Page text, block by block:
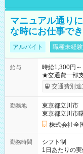
マニュアル通り
な時にお仕事で
アルバイト 職種未経
給与
時給1,300円～
★交通費一部支給 時給1,300円～ ※試験・役割によ
※勤務回数に
り！】 希望
例】 ・河合塾
×8時間＝日収
円の場合あり
円（役割手当＋
間】試用期間な
交通費別途
勤務地
東京都立川市
東京都立川市
株式会社全
勤務時間
シフト制
1日あたりの